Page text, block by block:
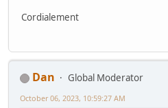
Cordialement
Dan
Global Moderator
October 06, 2023, 10:59:27 AM